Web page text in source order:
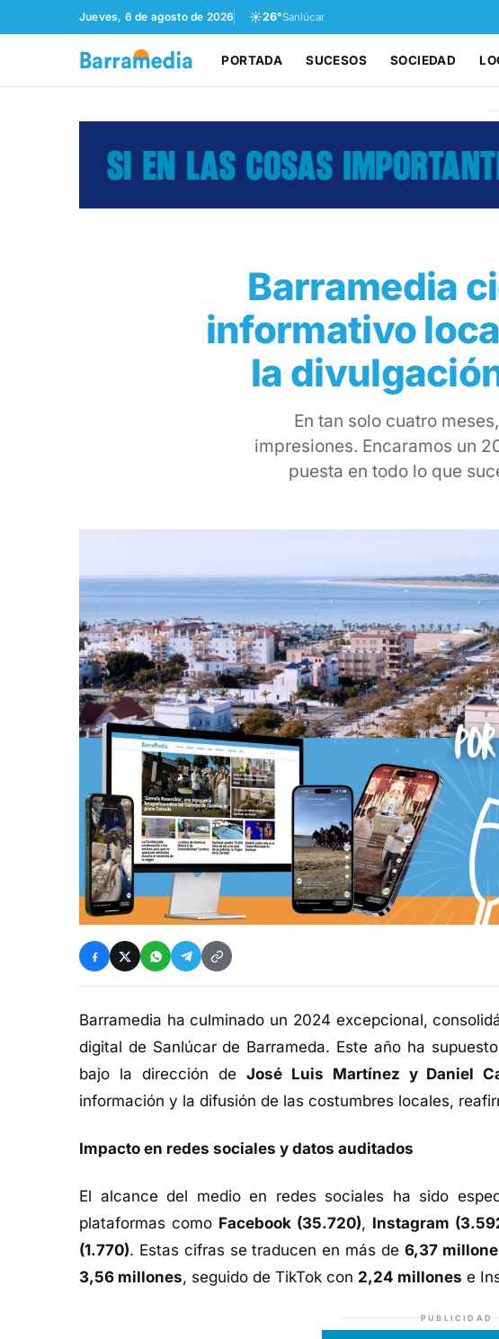
Jueves, 6 de agosto de 2026 ☀️26°Sanlúcar
PORTADA SUCESOS SOCIEDAD
Barramedia
informativo
la
En tan solo cuatro
impresiones. Encaramos un
puesta en todo lo que
Barramedia ha culminado un 2024 excepcional,
digital de Sanlúcar de Barrameda. Este año ha
bajo la dirección de José Luis Martínez y Daniel
información y la difusión de las costumbres locales,
Impacto en redes sociales y datos auditados
El alcance del medio en redes sociales ha sido
plataformas como Facebook (35.720), Instagram
(1.770). Estas cifras se traducen en más de 6,37
3,56 millones, seguido de TikTok con 2,24 millones e
PUBLICIDAD